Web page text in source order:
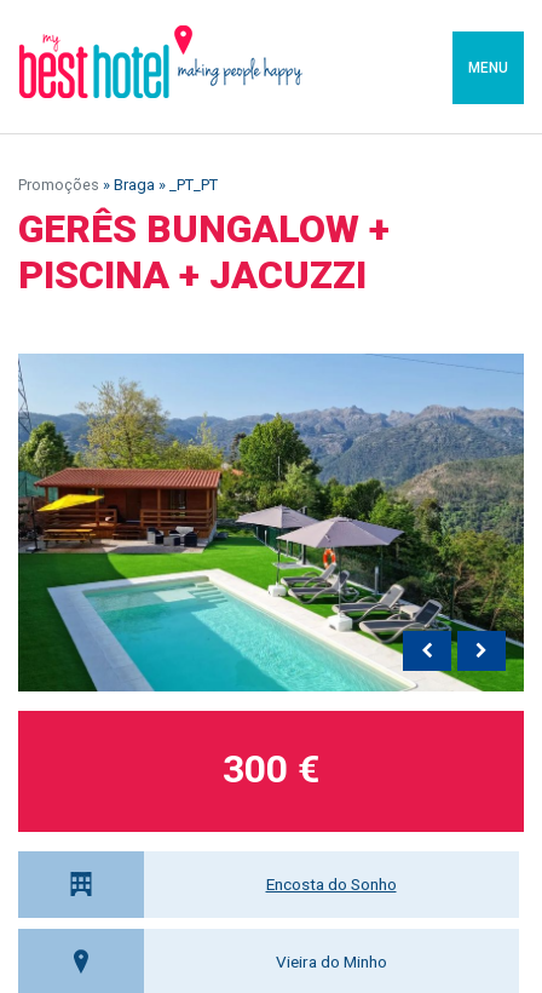
MENU
Promoções » Braga » _PT_PT
GERÊS BUNGALOW +
PISCINA + JACUZZI
Encosta do Sonho
Vieira do Minho
300 €